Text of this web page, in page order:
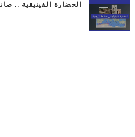
الحضارة الفينيقية ..